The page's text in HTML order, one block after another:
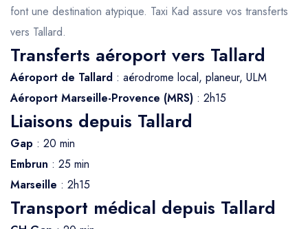
font une destination atypique. Taxi Kad assure vos transferts
vers Tallard.
Transferts aéroport vers Tallard
Aéroport de Tallard : aérodrome local, planeur, ULM
Aéroport Marseille-Provence (MRS) : 2h15
Liaisons depuis Tallard
Gap : 20 min
Embrun : 25 min
Marseille : 2h15
Transport médical depuis Tallard